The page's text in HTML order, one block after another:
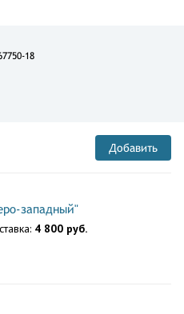
18
Добавить
западный"
4 800 руб.